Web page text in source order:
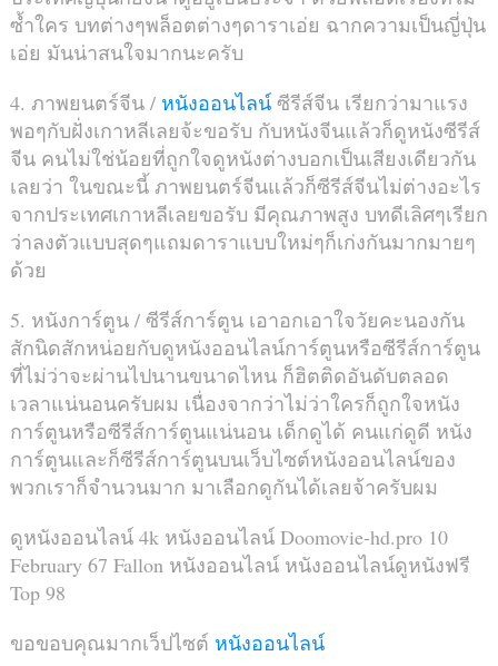
ซ้ำใคร บทต่างๆพล็อตต่างๆดาราเอ่ย ฉากความเป็นญี่ปุ่น
เอ่ย มันน่าสนใจมากนะครับ
4. ภาพยนตร์จีน / หนังออนไลน์ซีรีส์จีน เรียกว่ามาแรง
พอๆกับฝั่งเกาหลีเลยจ้ะขอรับ กับหนังจีนแล้วก็ดูหนังซีรีส์
จีน คนไม่ใช่น้อยที่ถูกใจดูหนังต่างบอกเป็นเสียงเดียวกัน
เลยว่า ในขณะนี้ ภาพยนตร์จีนแล้วก็ซีรีส์จีนไม่ต่างอะไร
จากประเทศเกาหลีเลยขอรับ มีคุณภาพสูง บทดีเลิศๆเรียก
ว่าลงตัวแบบสุดๆแถมดาราแบบใหม่ๆก็เก่งกันมากมายๆ
ด้วย
5. หนังการ์ตูน / ซีรีส์การ์ตูน เอาอกเอาใจวัยคะนองกัน
สักนิดสักหน่อยกับดูหนังออนไลน์การ์ตูนหรือซีรีส์การ์ตูน
ที่ไม่ว่าจะผ่านไปนานขนาดไหน ก็ฮิตติดอันดับตลอด
เวลาแน่นอนครับผม เนื่องจากว่าไม่ว่าใครก็ถูกใจหนัง
การ์ตูนหรือซีรีส์การ์ตูนแน่นอน เด็กดูได้ คนแก่ดูดี หนัง
การ์ตูนและก็ซีรีส์การ์ตูนบนเว็บไซต์หนังออนไลน์ของ
พวกเราก็จำนวนมาก มาเลือกดูกันได้เลยจ้าครับผม
ดูหนังออนไลน์ 4k หนังออนไลน์ Doomovie-hd.pro 10
February 67 Fallon หนังออนไลน์ หนังออนไลน์ดูหนังฟรี
Top 98
ขอขอบคุณมากเว็ปไซต์ หนังออนไลน์